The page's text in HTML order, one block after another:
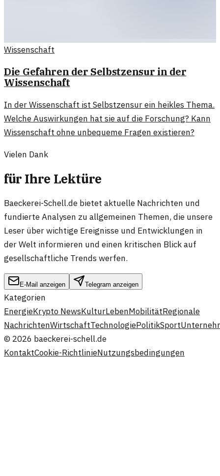
Wissenschaft
Die Gefahren der Selbstzensur in der
Wissenschaft
In der Wissenschaft ist Selbstzensur ein heikles Thema.
Welche Auswirkungen hat sie auf die Forschung? Kann
Wissenschaft ohne unbequeme Fragen existieren?
Vielen Dank
für Ihre Lektüre
Baeckerei-Schell.de bietet aktuelle Nachrichten und
fundierte Analysen zu allgemeinen Themen, die unsere
Leser über wichtige Ereignisse und Entwicklungen in
der Welt informieren und einen kritischen Blick auf
gesellschaftliche Trends werfen.
E-Mail anzeigen Telegram anzeigen
Kategorien
EnergieKrypto NewsKulturLebenMobilitätRegionale
NachrichtenWirtschaftTechnologiePolitikSport
© 2026 baeckerei-schell.de
KontaktCookie-RichtlinieNutzungsbedingungen